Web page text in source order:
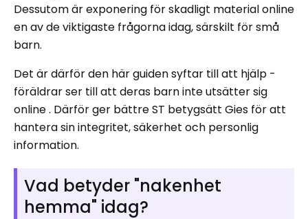
Dessutom är exponering för skadligt material online
en av de viktigaste frågorna idag, särskilt för små
barn.
Det är därför den här guiden syftar till att hjälp -
föräldrar ser till att deras barn inte utsätter sig
online . Därför ger bättre ST betygsätt Gies för att
hantera sin integritet, säkerhet och personlig
information.
Vad betyder "nakenhet
hemma" idag?